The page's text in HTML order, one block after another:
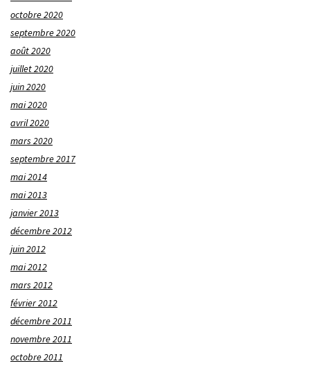
octobre 2020
septembre 2020
août 2020
juillet 2020
juin 2020
mai 2020
avril 2020
mars 2020
septembre 2017
mai 2014
mai 2013
janvier 2013
décembre 2012
juin 2012
mai 2012
mars 2012
février 2012
décembre 2011
novembre 2011
octobre 2011